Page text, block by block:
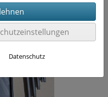
Datenschutz